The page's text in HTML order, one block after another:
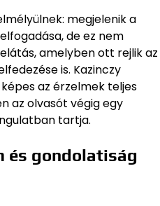
megjelenik a
de ez nem
amelyben ott rejlik az
is. Kazinczy
az érzelmek teljes
az olvasót végig egy
tartja.
és gondolatiság